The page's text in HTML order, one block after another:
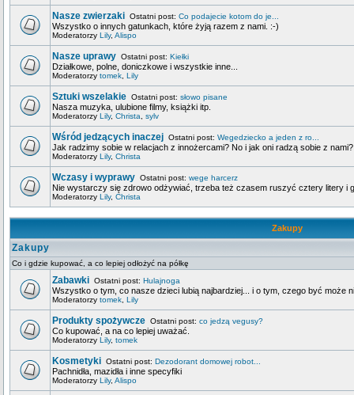
Nasze zwierzaki Ostatni post: Co podajecie kotom do je...
Wszystko o innych gatunkach, które żyją razem z nami. :-)
Moderatorzy Lily, Alispo
Nasze uprawy Ostatni post: Kiełki
Działkowe, polne, doniczkowe i wszystkie inne...
Moderatorzy tomek Lily
Sztuki wszelakie Ostatni post: słowo pisane
Nasza muzyka, ulubione filmy, książki itp.
Moderatorzy Lily, Christa sylv
Wśród jedzących inaczej Ostatni post: Wegedziecko a jeden z ro...
Jak radzimy sobie w relacjach z innożercami? No i jak oni radzą sobie z nami?
Moderatorzy Lily, Christa
Wczasy i wyprawy Ostatni post: wege harcerz
Nie wystarczy się zdrowo odżywiać, trzeba też czasem ruszyć cztery litery i
Moderatorzy Lily, Christa
Zakupy
Zakupy
Co i gdzie kupować, a co lepiej odłożyć na półkę
Zabawki Ostatni post: Hulajnoga
Wszystko o tym, co nasze dzieci lubią najbardziej... i o tym, czego być może
Moderatorzy tomek Lily
Produkty spożywcze Ostatni post: co jedzą vegusy?
Co kupować, a na co lepiej uważać.
Moderatorzy Lily, tomek
Kosmetyki Ostatni post: Dezodorant domowej robot...
Pachnidła, mazidła i inne specyfiki
Moderatorzy Lily, Alispo